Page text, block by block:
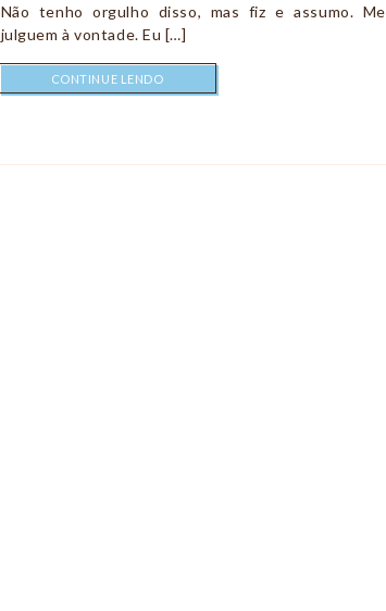
Não tenho orgulho disso, mas fiz e assumo. Me
julguem à vontade. Eu […]
CONTINUE LENDO